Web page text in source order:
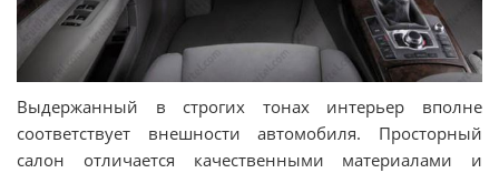
Выдержанный в строгих тонах интерьер вполне
соответствует внешности автомобиля. Просторный
салон отличается качественными материалами и